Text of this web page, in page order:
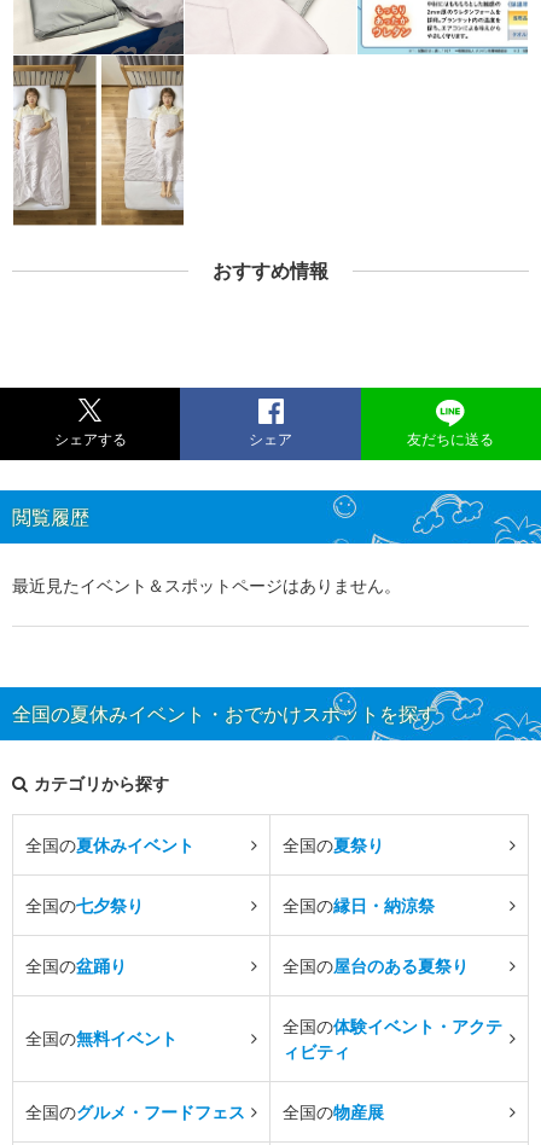
おすすめ情報
シェアする シェア 友だちに送る
閲覧履歴
最近見たイベント＆スポットページはありません。
全国の夏休みイベント・おでかけスポットを探す
カテゴリから探す
全国の夏休みイベント 全国の夏祭り
全国の七夕祭り 全国の縁日・納涼祭
全国の盆踊り 全国の屋台のある夏祭り
全国の無料イベント
全国の体験イベント・アクテ
ィビティ
全国のグルメ・フードフェス 全国の物産展